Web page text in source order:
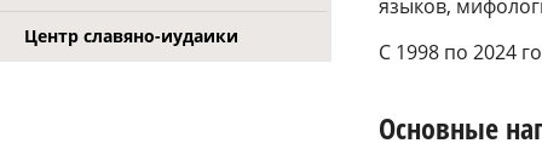
Центр славяно-иудаики
языков,
С 1998 по 2024
Основные